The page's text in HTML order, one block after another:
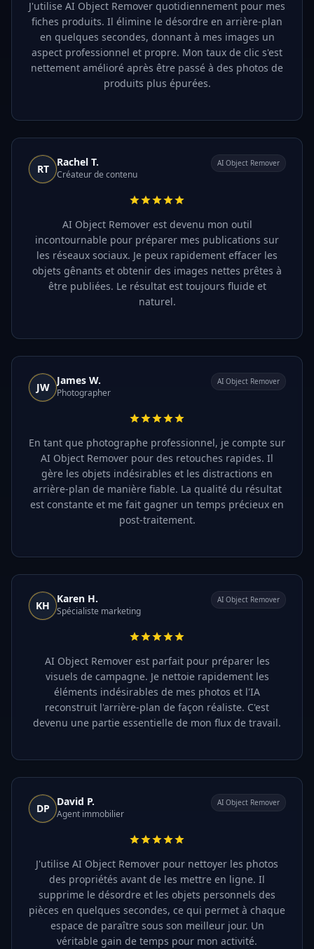
J'utilise AI Object Remover quotidiennement pour mes
fiches produits. Il élimine le désordre en arrière-plan
en quelques secondes, donnant à mes images un
aspect professionnel et propre. Mon taux de clic s'est
nettement amélioré après être passé à des photos de
produits plus épurées.
RT
Rachel T.
Créateur de contenu
AI Object Remover
AI Object Remover est devenu mon outil
incontournable pour préparer mes publications sur
les réseaux sociaux. Je peux rapidement effacer les
objets gênants et obtenir des images nettes prêtes à
être publiées. Le résultat est toujours fluide et
naturel.
JW
James W.
Photographer
AI Object Remover
En tant que photographe professionnel, je compte sur
AI Object Remover pour des retouches rapides. Il
gère les objets indésirables et les distractions en
arrière-plan de manière fiable. La qualité du résultat
est constante et me fait gagner un temps précieux en
post-traitement.
KH
Karen H.
Spécialiste marketing
AI Object Remover
AI Object Remover est parfait pour préparer les
visuels de campagne. Je nettoie rapidement les
éléments indésirables de mes photos et l'IA
reconstruit l'arrière-plan de façon réaliste. C'est
devenu une partie essentielle de mon flux de travail.
DP
David P.
Agent immobilier
AI Object Remover
J'utilise AI Object Remover pour nettoyer les photos
des propriétés avant de les mettre en ligne. Il
supprime le désordre et les objets personnels des
pièces en quelques secondes, ce qui permet à chaque
espace de paraître sous son meilleur jour. Un
véritable gain de temps pour mon activité.